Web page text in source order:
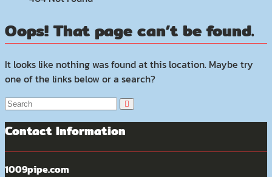
Oops! That page can’t be found.
It looks like nothing was found at this location. Maybe try
one of the links below or a search?
Contact Information
1009pipe.com